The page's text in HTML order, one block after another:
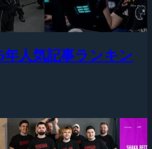
年人気記事ランキン